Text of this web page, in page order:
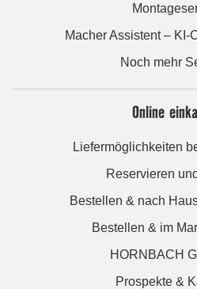
Macher Assistent – KI-
Noch mehr
Online
Liefermöglichkeiten
Reservieren
Bestellen & nach
Bestellen & im
HORNBACH
Prospekte &